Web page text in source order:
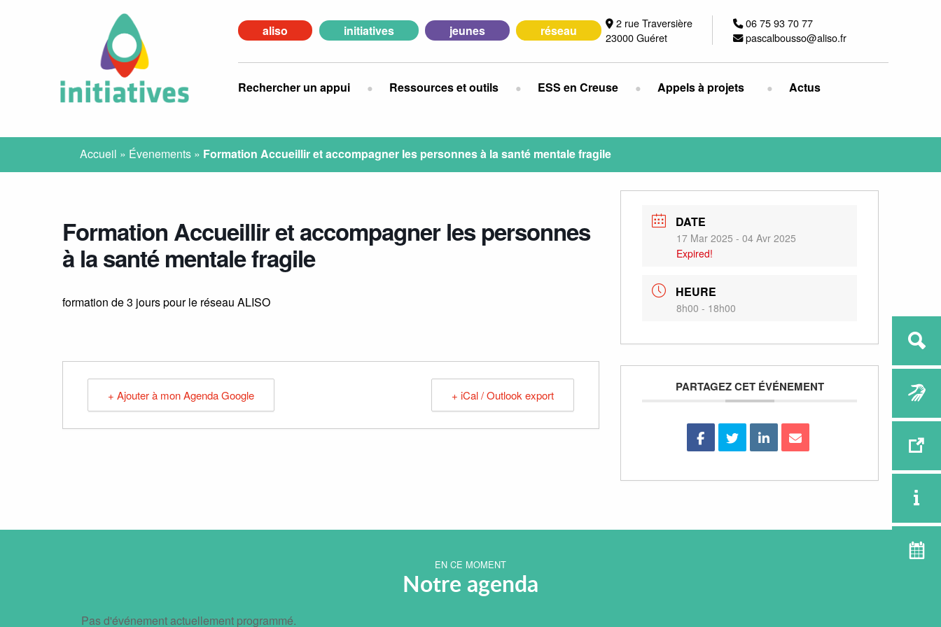
aliso initiatives jeunes réseau
2 rue Traversière
23000 Guéret
06 75 93 70 77
pascalbousso@aliso.fr
Rechercher un appui Ressources et outils ESS en Creuse Appels à projets Actus
Accueil » Évenements » Formation Accueillir et accompagner les personnes à la santé mentale fragile
Formation Accueillir et accompagner les personnes
à la santé mentale fragile
formation de 3 jours pour le réseau ALISO
+ Ajouter à mon Agenda Google + iCal / Outlook export
DATE
17 Mar 2025 - 04 Avr 2025
Expired!
HEURE
8h00 - 18h00
PARTAGEZ CET ÉVÉNEMENT
EN CE MOMENT
Notre agenda
Pas d'événement actuellement programmé.